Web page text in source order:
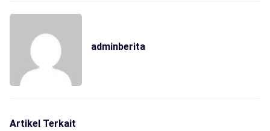
adminberita
Artikel Terkait